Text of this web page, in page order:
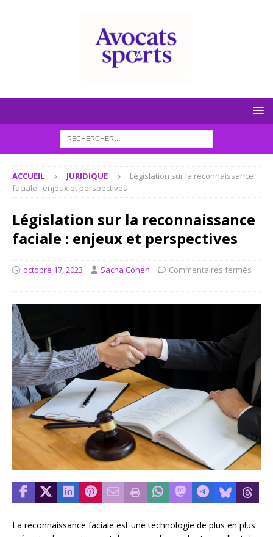
ACCUEIL JURIDIQUE
Législation sur la reconnaissance
faciale : enjeux et perspectives
Législation sur la reconnaissance
faciale : enjeux et perspectives
octobre 17, 2023 Sacha Cohen Commentaires fermés
La reconnaissance faciale est une technologie de plus en plus